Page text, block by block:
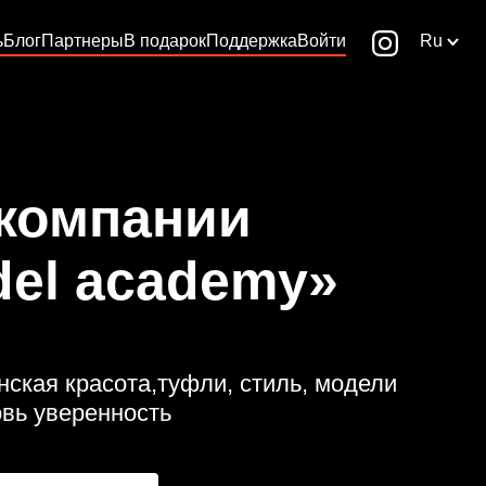
БлогПартнерыВ подарокПоддержкаВойти Ru
academy»
красота,туфли, стиль, модели
уверенность